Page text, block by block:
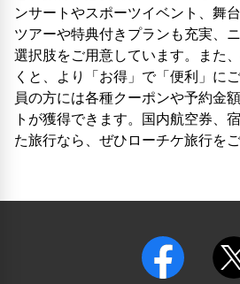
ンサートやスポーツイベント、舞
ツアーや特典付きプランも充実、
選択肢をご用意しています。また
くと、より「お得」で「便利」に
員の方には各種クーポンや予約金
トが獲得できます。国内航空券、
た旅行なら、ぜひローチケ旅行を